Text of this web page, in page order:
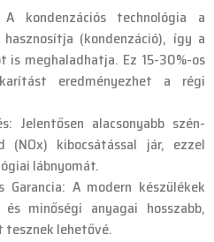
kondenzációs technológia a
(kondenzáció), így a
is meghaladhatja. Ez 15-30%-os
eredményezhet a régi
Jelentősen alacsonyabb szén-
(NOx) kibocsátással jár, ezzel
lábnyomát.
A modern készülékek
minőségi anyagai hosszabb,
tesznek lehetővé.